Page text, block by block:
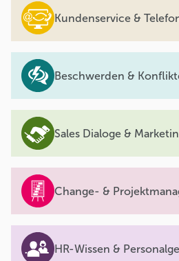
Kundenservice &
Beschwerden &
Sales Dialoge &
Change- &
HR-Wissen &